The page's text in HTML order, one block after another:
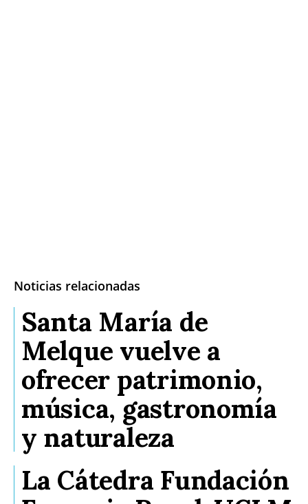
Noticias relacionadas
Santa María de
Melque vuelve a
ofrecer patrimonio,
música, gastronomía
y naturaleza
La Cátedra Fundación